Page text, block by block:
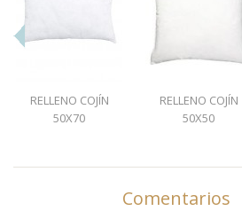
RELLENO COJÍN
50X70
RELLENO COJÍN
50X50
Comentarios